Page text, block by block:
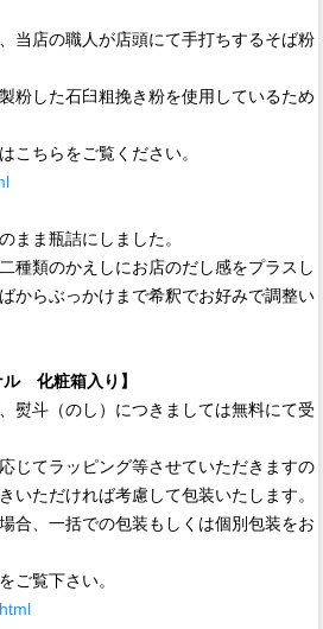
当店の職人が店頭にて手打ちするそば粉
粉した石臼粗挽き粉を使用しているため
こちらをご覧ください。
まま瓶詰にしました。
種類のかえしにお店のだし感をプラスし
からぶっかけまで希釈でお好みで調整い
ル 化粧箱入り】
熨斗（のし）につきましては無料にて受
じてラッピング等させていただきますの
いただければ考慮して包装いたします。
合、一括での包装もしくは個別包装をお
ご覧下さい。